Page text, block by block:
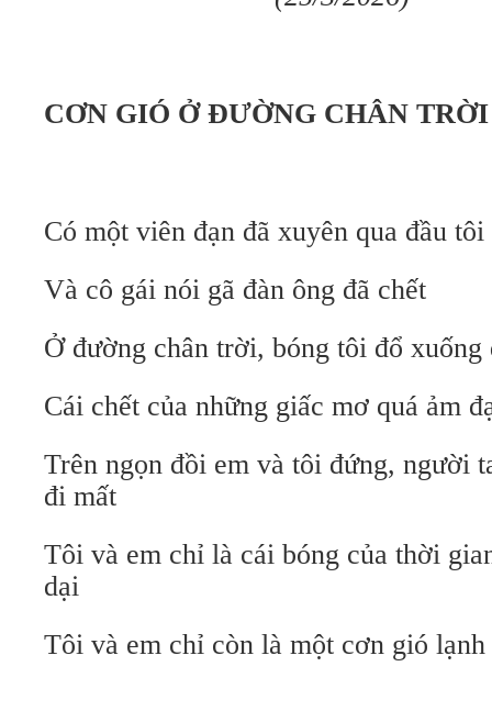
CƠN GIÓ Ở ĐƯỜNG CHÂN TRỜI
Có một viên đạn đã xuyên qua đầu tôi
Và cô gái nói gã đàn ông đã chết
Ở đường chân trời, bóng tôi đổ xuống
Cái chết của những giấc mơ quá ảm
Trên ngọn đồi em và tôi đứng, người
đi mất
Tôi và em chỉ là cái bóng của thời
dại
Tôi và em chỉ còn là một cơn gió